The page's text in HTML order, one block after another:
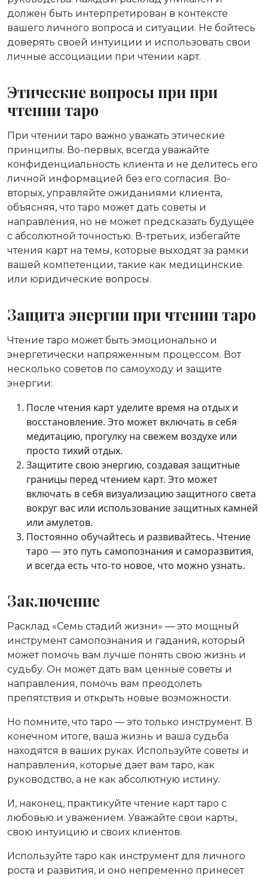
должен быть интерпретирован в контексте
вашего личного вопроса и ситуации. Не бойтесь
доверять своей интуиции и использовать свои
личные ассоциации при чтении карт.
Этические вопросы при при
чтении таро
При чтении таро важно уважать этические
принципы. Во-первых, всегда уважайте
конфиденциальность клиента и не делитесь его
личной информацией без его согласия. Во-
вторых, управляйте ожиданиями клиента,
объясняя, что таро может дать советы и
направления, но не может предсказать будущее
с абсолютной точностью. В-третьих, избегайте
чтения карт на темы, которые выходят за рамки
вашей компетенции, такие как медицинские
или юридические вопросы.
Защита энергии при чтении таро
Чтение таро может быть эмоционально и
энергетически напряженным процессом. Вот
несколько советов по самоуходу и защите
энергии:
После чтения карт уделите время на отдых и
восстановление. Это может включать в себя
медитацию, прогулку на свежем воздухе или
просто тихий отдых.
Защитите свою энергию, создавая защитные
границы перед чтением карт. Это может
включать в себя визуализацию защитного света
вокруг вас или использование защитных камней
или амулетов.
Постоянно обучайтесь и развивайтесь. Чтение
таро — это путь самопознания и саморазвития,
и всегда есть что-то новое, что можно узнать.
Заключение
Расклад «Семь стадий жизни» — это мощный
инструмент самопознания и гадания, который
может помочь вам лучше понять свою жизнь и
судьбу. Он может дать вам ценные советы и
направления, помочь вам преодолеть
препятствия и открыть новые возможности.
Но помните, что таро — это только инструмент. В
конечном итоге, ваша жизнь и ваша судьба
находятся в ваших руках. Используйте советы и
направления, которые дает вам таро, как
руководство, а не как абсолютную истину.
И, наконец, практикуйте чтение карт таро с
любовью и уважением. Уважайте свои карты,
свою интуицию и своих клиентов.
Используйте таро как инструмент для личного
роста и развития, и оно непременно принесет